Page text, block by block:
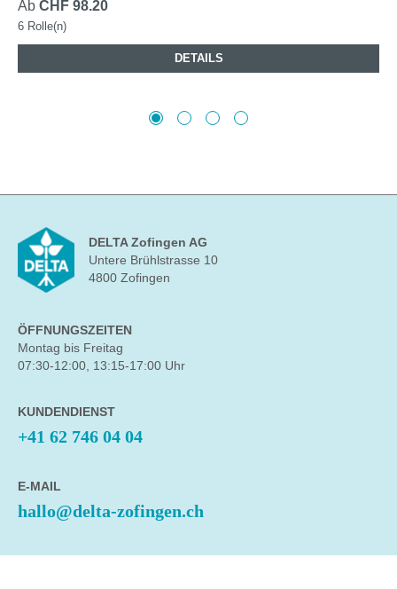
Ab CHF 98.20
6 Rolle(n)
DETAILS
DELTA Zofingen AG
Untere Brühlstrasse 10
4800 Zofingen
ÖFFNUNGSZEITEN
Montag bis Freitag
07:30-12:00, 13:15-17:00 Uhr
KUNDENDIENST
+41 62 746 04 04
E-MAIL
hallo@delta-zofingen.ch